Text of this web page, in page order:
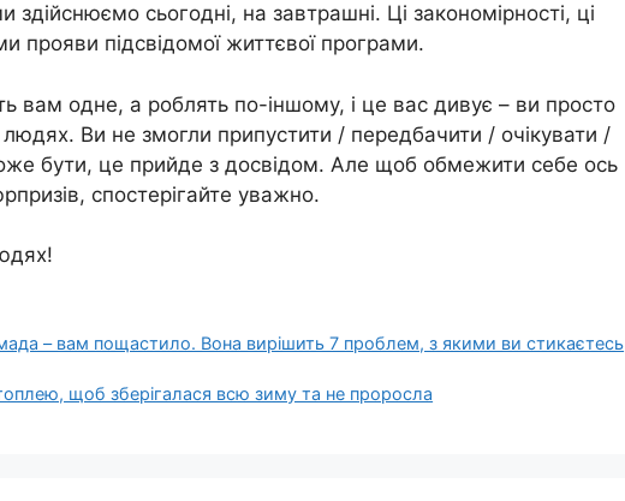
здійснюємо сьогодні, на завтрашні. Ці закономірності, ці
прояви підсвідомої життєвої програми.
вам одне, а роблять по-іншому, і це вас дивує – ви просто
Ви не змогли припустити / передбачити / очікувати /
бути, це прийде з досвідом. Але щоб обмежити себе ось
спостерігайте уважно.
– вам пощастило. Вона вирішить 7 проблем, з якими ви стикаєтесь
щоб зберігалася всю зиму та не проросла